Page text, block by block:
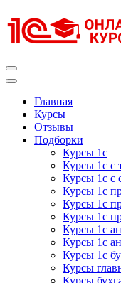
к
содержимому
Главная
Курсы
Отзывы
Подборки
Курсы 1с
Курсы 1с с
Курсы 1с с
Курсы 1с
Курсы 1с
Курсы 1с
Курсы 1с
Курсы 1с
Курсы 1с
Курсы
Курсы